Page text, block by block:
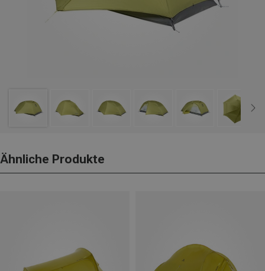
Ähnliche Produkte